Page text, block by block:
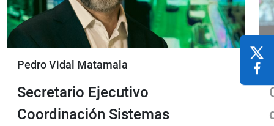
Pedro Vidal Matamala
Secretario Ejecutivo
Coordinación Sistemas